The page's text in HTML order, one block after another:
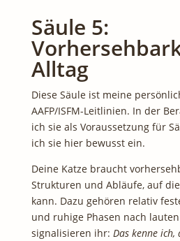
Säule 5:
Alltag
Diese Säule ist meine
AAFP/ISFM-Leitlinien. In der
ich sie als Voraussetzung für
ich sie hier bewusst ein.
Deine Katze braucht
Strukturen und Abläufe, auf
kann. Dazu gehören relativ
und ruhige Phasen nach
signalisieren ihr: Das kenne ich,